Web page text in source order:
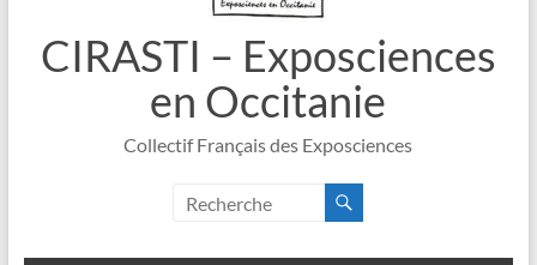
CIRASTI – Exposciences
en Occitanie
Collectif Français des Exposciences